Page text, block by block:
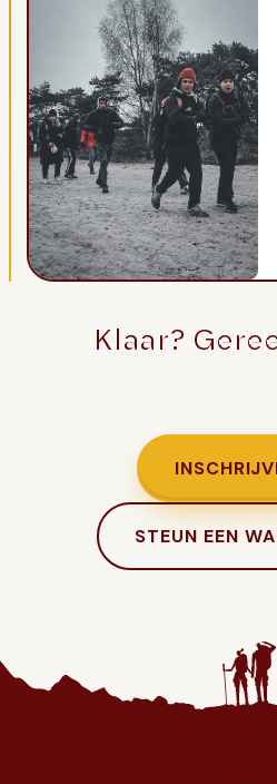
Klaar?
STEUN EEN